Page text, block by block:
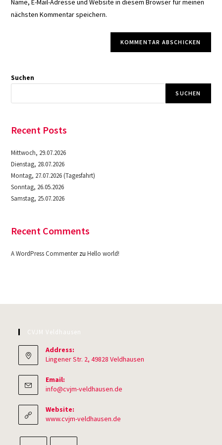
Kommentieren
ein
Name, E-Mail-Adresse und Website in diesem Browser für meinen
nächsten Kommentar speichern.
Suchen
SUCHEN
Recent Posts
Mittwoch, 29.07.2026
Dienstag, 28.07.2026
Montag, 27.07.2026 (Tagesfahrt)
Sonntag, 26.05.2026
Samstag, 25.07.2026
Recent Comments
A WordPress CommenterzuHello world!
CVJM Veldhausen
Address:
Lingener Str. 2, 49828 Veldhausen
Email:
info@cvjm-veldhausen.de
Website:
www.cvjm-veldhausen.de